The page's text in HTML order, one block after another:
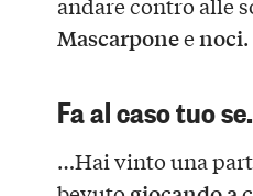
Mascarponeenoci.
Fa al caso tuo
…Hai vinto una